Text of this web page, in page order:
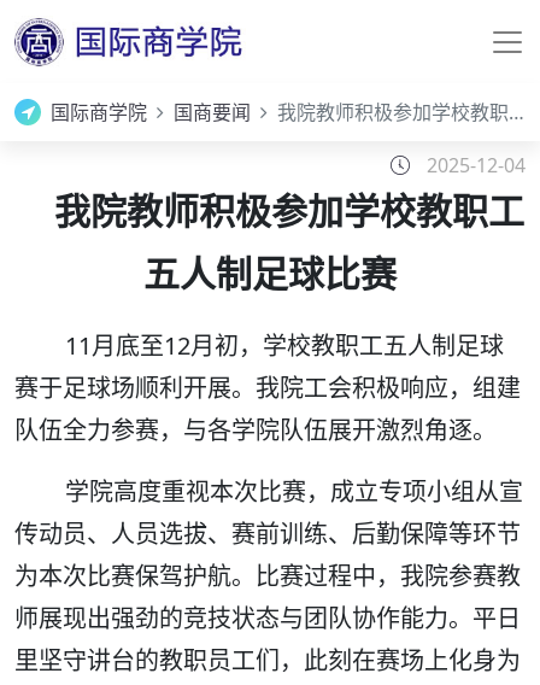
国际商学院 国商要闻
我院教师积极参加学校教职工五人制足球比赛
2025-12-04
我院教师积极参加学校教职工
五人制足球比赛
11月底至12月初，学校教职工五人制足球
赛于足球场顺利开展。我院工会积极响应，组建
队伍全力参赛，与各学院队伍展开激烈角逐。
学院高度重视本次比赛，成立专项小组从宣
传动员、人员选拔、赛前训练、后勤保障等环节
为本次比赛保驾护航。比赛过程中，我院参赛教
师展现出强劲的竞技状态与团队协作能力。平日
里坚守讲台的教职员工们，此刻在赛场上化身为